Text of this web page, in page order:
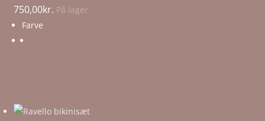
750,00kr. På lager
Farve